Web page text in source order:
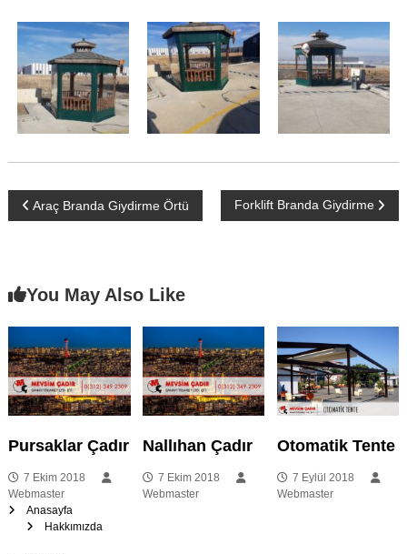
a
d
ı
r
e
n
t
n
d
a
–
e
m
Y
z
ı
g
e
z
i
Araç Branda Giydirme Örtü Forklift Branda Giydirme
You May Also Like
Pursaklar Çadır
7 Ekim 2018
Webmaster
Nallıhan Çadır
7 Ekim 2018
Webmaster
Otomatik Tente
7 Eylül 2018
Webmaster
Anasayfa
Hakkımızda